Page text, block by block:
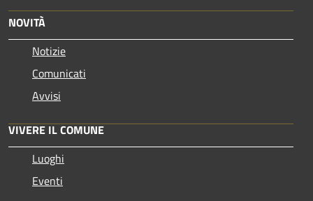
NOVITÀ
Notizie
Comunicati
Avvisi
VIVERE IL COMUNE
Luoghi
Eventi